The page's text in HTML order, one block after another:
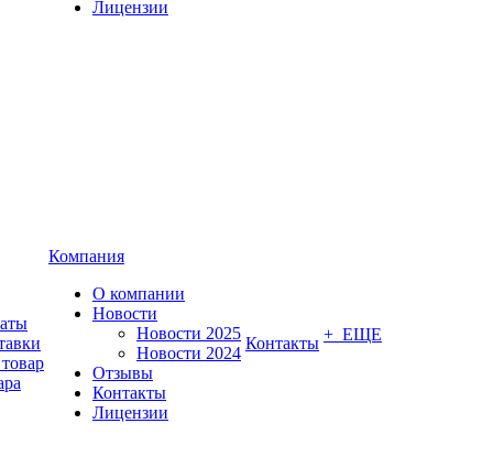
Лицензии
Компания
О компании
Новости
Новости 2025
Новости 2024
Отзывы
Контакты
Лицензии
Контакты + ЕЩЕ